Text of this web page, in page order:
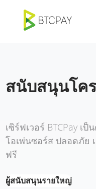
สนับสนุนโคร
เซิร์ฟเวอร์ BTCPay เ
โอเพ่นซอร์ส ปลอดภัย
ฟรี
ผู้สนับสนุนรายใหญ่